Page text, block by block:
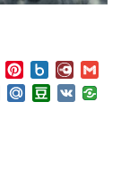
Email Pinterest
Box.net
TumblrMail.RuDouban
VK